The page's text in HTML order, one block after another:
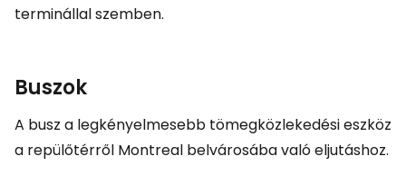
terminállal szemben.
Buszok
A busz a legkényelmesebb tömegközlekedési eszköz
a repülőtérről Montreal belvárosába való eljutáshoz.